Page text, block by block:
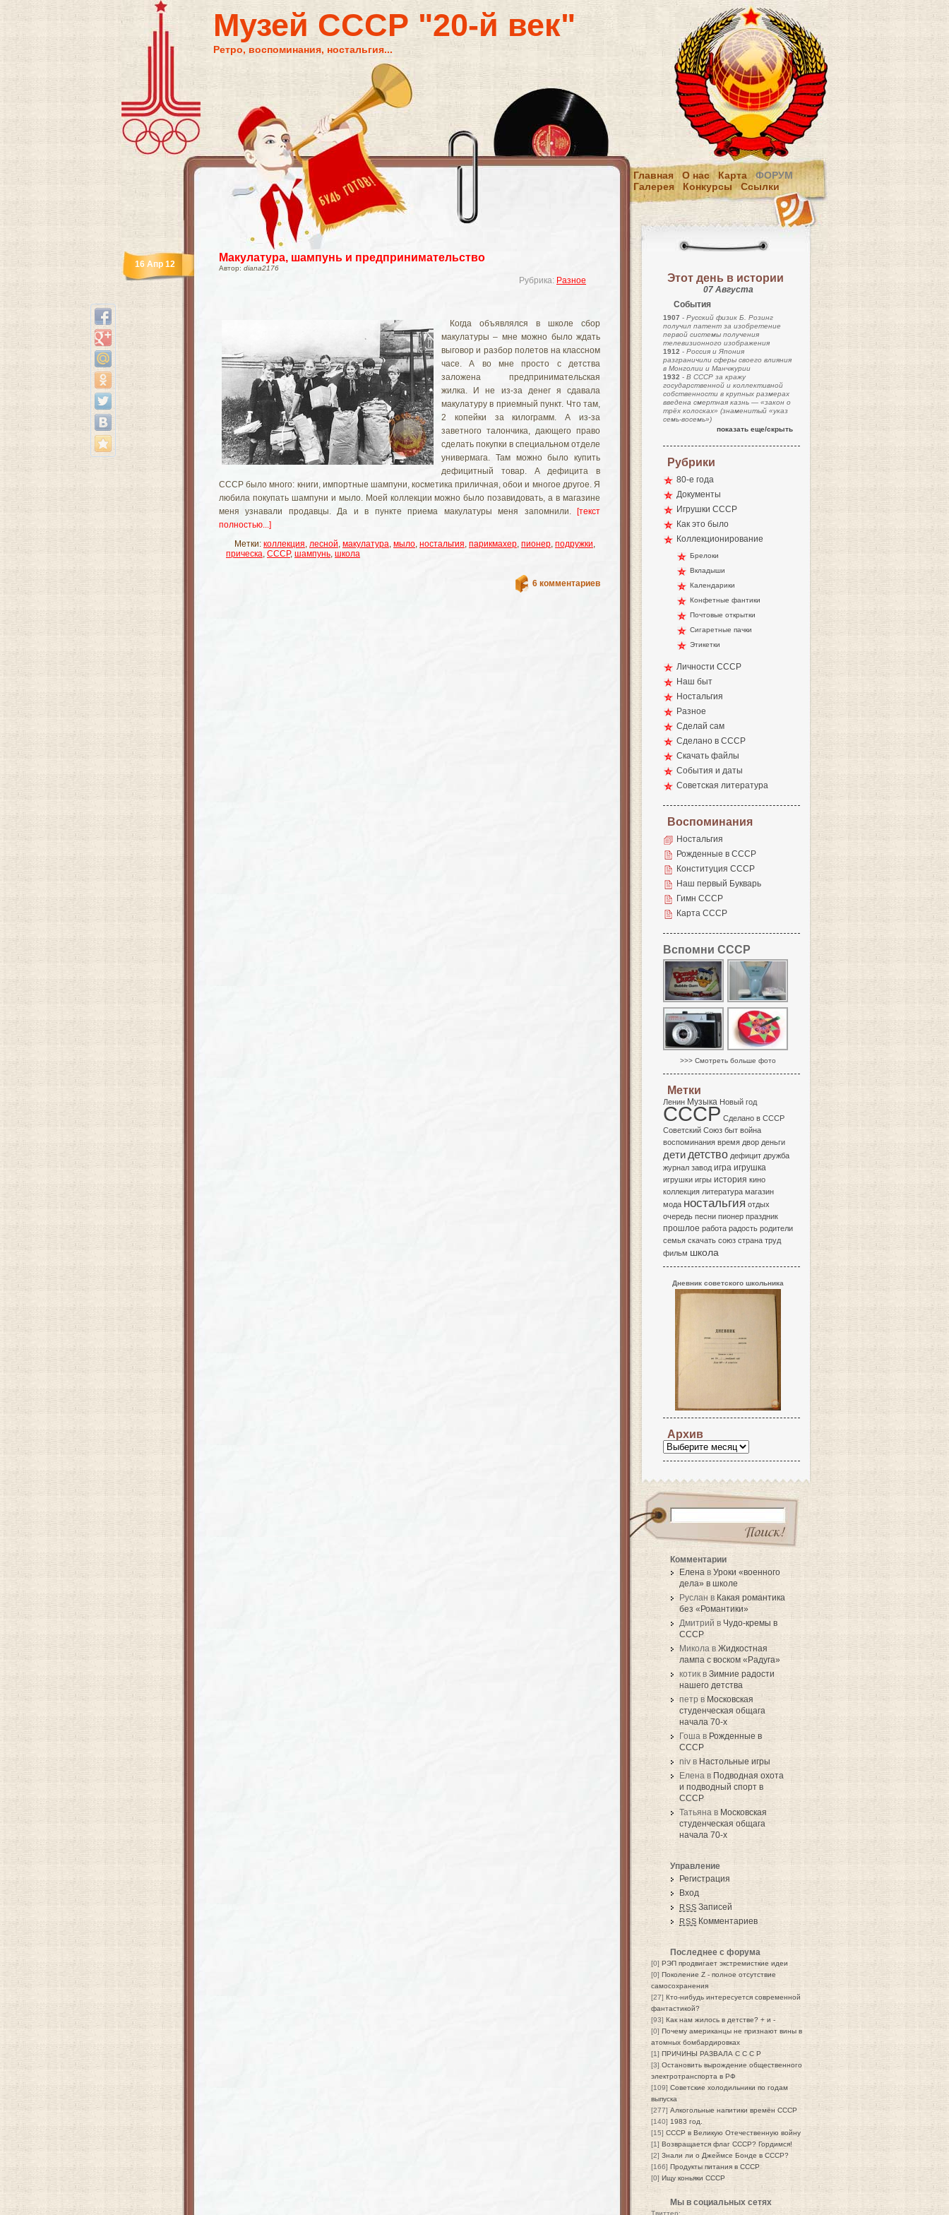
Музей СССР "20-й век"
Ретро, воспоминания, ностальгия...
Главная О нас Карта
ФОРУМ
Галерея
Конкурсы Ссылки
Макулатура, шампунь и предпринимательство
Автор: diana2176
Рубрика: Разное
16 Апр 12
Когда объявлялся в школе сбор
макулатуры – мне можно было ждать
выговор и разбор полетов на классном
часе. А во мне просто с детства
заложена предпринимательская
жилка. И не из-за денег я сдавала
макулатуру в приемный пункт. Что там,
2 копейки за килограмм. А из-за
заветного талончика, дающего право
сделать покупки в специальном отделе
универмага. Там можно было купить
дефицитный товар. А дефицита в
СССР было много: книги, импортные шампуни, косметика приличная, обои и многое другое. Я
любила покупать шампуни и мыло. Моей коллекции можно было позавидовать, а в магазине
меня узнавали продавцы. Да и в пункте приема макулатуры меня запомнили.
[текст
полностью...]
Метки: коллекция, лесной, макулатура, мыло, ностальгия, парикмахер, пионер, подружки,
прическа, СССР, шампунь, школа
6 комментариев
Этот день в истории
07 Августа
События
1907 - Русский физик Б. Розинг
получил патент за изобретение
первой системы получения
телевизионного изображения
1912 - Россия и Япония
разграничили сферы своего влияния
в Монголии и Манчжурии
1932 - В СССР за кражу
государственной и коллективной
собственности в крупных размерах
введена смертная казнь — «закон о
трёх колосках» (знаменитый «указ
семь-восемь»)
показать еще/скрыть
Рубрики
80-е года
Документы
Игрушки СССР
Как это было
Коллекционирование
Брелоки
Вкладыши
Календарики
Конфетные фантики
Почтовые открытки
Сигаретные пачки
Этикетки
Личности СССР
Наш быт
Ностальгия
Разное
Сделай сам
Сделано в СССР
Скачать файлы
События и даты
Советская литература
Воспоминания
Ностальгия
Рожденные в СССР
Конституция СССР
Наш первый Букварь
Гимн СССР
Карта СССР
Вспомни СССР
>>> Смотреть больше фото
Метки
Ленин Музыка Новый год
СССР Сделано в СССР
Советский Союз быт война
воспоминания время двор деньги
дети детство дефицит дружба
журнал завод игра игрушка
игрушки игры история кино
коллекция литература магазин
мода ностальгия отдых
очередь песни пионер праздник
прошлое работа радость родители
семья скачать союз страна труд
фильм школа
Дневник советского школьника
Архив
Комментарии
Елена в Уроки «военного
дела» в школе
Руслан в Какая романтика
без «Романтики»
Дмитрий в Чудо-кремы в
СССР
Микола в Жидкостная
лампа с воском «Радуга»
котик в Зимние радости
нашего детства
петр в Московская
студенческая общага
начала 70-х
Гоша в Рожденные в
СССР
niv в Настольные игры
Елена в Подводная охота
и подводный спорт в
СССР
Татьяна в Московская
студенческая общага
начала 70-х
Управление
Регистрация
Вход
RSS Записей
RSS Комментариев
Последнее с форума
[0] РЭП продвигает экстремисткие идеи
[0] Поколение Z - полное отсутствие
самосохранения
[27] Кто-нибудь интересуется современной
фантастикой?
[93] Как нам жилось в детстве? + и -
[0] Почему американцы не признают вины в
атомных бомбардировках
[1] ПРИЧИНЫ РАЗВАЛА С С С Р
[3] Остановить вырождение общественного
электротранспорта в РФ
[109] Советские холодильники по годам
выпуска
[277] Алкогольные напитики времён СССР
[140] 1983 год.
[15] СССР в Великую Отечественную войну
[1] Возвращается флаг СССР? Гордимся!
[2] Знали ли о Джеймсе Бонде в СССР?
[166] Продукты питания в СССР
[0] Ищу коньяки СССР
Мы в социальных сетях